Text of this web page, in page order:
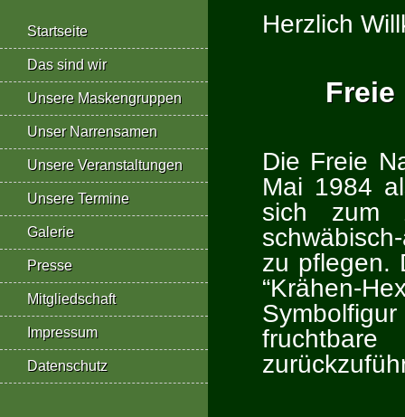
Startseite
Das sind wir
Unsere Maskengruppen
Unser Narrensamen
Unsere Veranstaltungen
Unsere Termine
Galerie
Presse
Mitgliedschaft
Impressum
Datenschutz
Herzlich
Freie
Die Freie
Mai 1984
sich zum
zu pflegen.
“Krähen-